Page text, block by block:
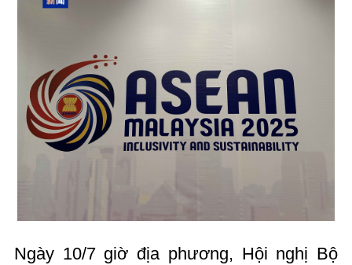
Ngày 10/7 giờ địa phương, Hội nghị Bộ